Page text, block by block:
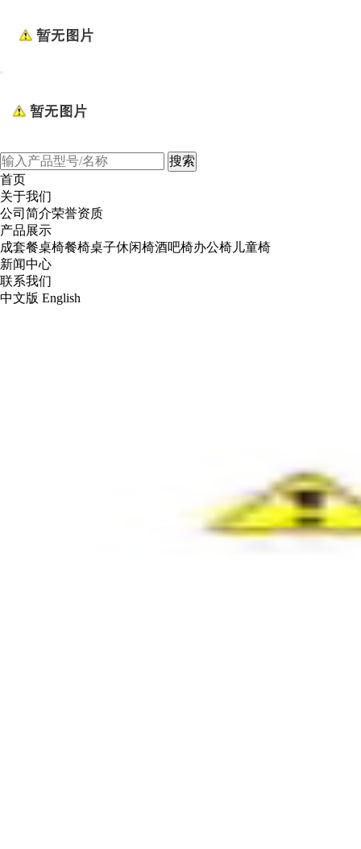
首页
关于我们
公司简介荣誉资质
产品展示
成套餐桌椅餐椅桌子休闲椅酒吧椅办公椅 儿童椅
新闻中心
联系我们
中文版 English